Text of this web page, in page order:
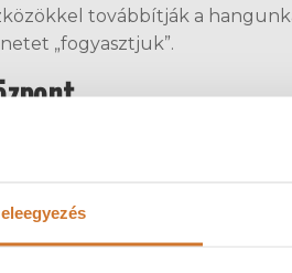
továbbítják a
„fogyasztjuk”.
jelző, de mi úgy
„alap” virtuális
el:
, híváslista